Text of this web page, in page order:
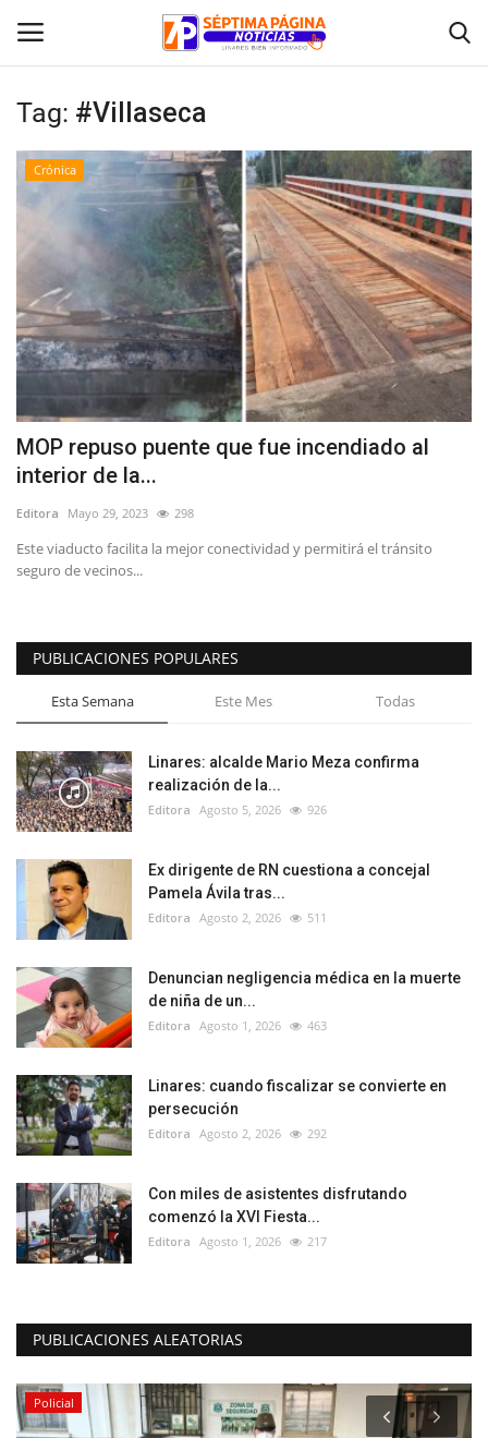
Inicio
Crónica
Policial
Tribunales
Deporte
Política
Espectáculos
Tag: #Villaseca
Crónica
MOP repuso puente que fue incendiado al
interior de la...
Editora Mayo 29, 2023 298
Este viaducto facilita la mejor conectividad y permitirá el tránsito
seguro de vecinos...
PUBLICACIONES POPULARES
Esta Semana Este Mes Todas
Linares: alcalde Mario Meza confirma
realización de la...
Editora Agosto 5, 2026 926
Ex dirigente de RN cuestiona a concejal
Pamela Ávila tras...
Editora Agosto 2, 2026 511
Denuncian negligencia médica en la muerte
de niña de un...
Editora Agosto 1, 2026 463
Linares: cuando fiscalizar se convierte en
persecución
Editora Agosto 2, 2026 292
Con miles de asistentes disfrutando
comenzó la XVI Fiesta...
Editora Agosto 1, 2026 217
PUBLICACIONES ALEATORIAS
Policial